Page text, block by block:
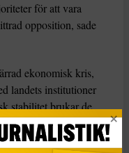
för att vara
opposition, sade
ekonomisk kris,
landets institutioner
stabilitet brukar de
hon.